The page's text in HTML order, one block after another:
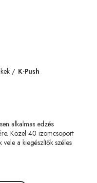
K-Push
alkalmas edzés
Közel 40 izomcsoport
vele a kiegészítők széles